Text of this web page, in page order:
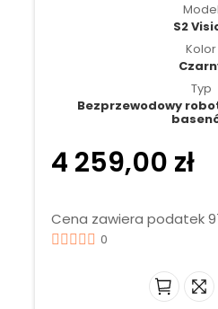
Model
S2
Kolor
Typ
Bezprzewodowy
4 259,00 zł
Cena zawiera podatek
0